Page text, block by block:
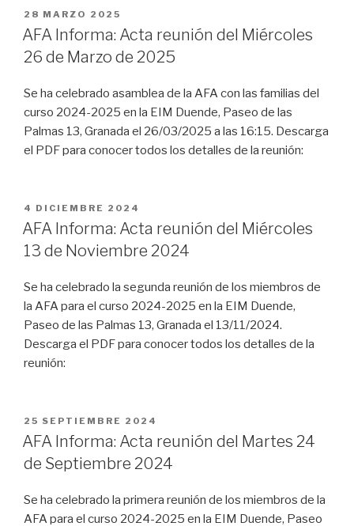
PUBLICADO
EL
28 MARZO 2025
AFA Informa: Acta reunión del Miércoles
26 de Marzo de 2025
Se ha celebrado asamblea de la AFA con las familias del
curso 2024-2025 en la EIM Duende, Paseo de las
Palmas 13, Granada el 26/03/2025 a las 16:15. Descarga
el PDF para conocer todos los detalles de la reunión:
PUBLICADO
EL
4 DICIEMBRE 2024
AFA Informa: Acta reunión del Miércoles
13 de Noviembre 2024
Se ha celebrado la segunda reunión de los miembros de
la AFA para el curso 2024-2025 en la EIM Duende,
Paseo de las Palmas 13, Granada el 13/11/2024.
Descarga el PDF para conocer todos los detalles de la
reunión:
PUBLICADO
EL
25 SEPTIEMBRE 2024
AFA Informa: Acta reunión del Martes 24
de Septiembre 2024
Se ha celebrado la primera reunión de los miembros de la
AFA para el curso 2024-2025 en la EIM Duende, Paseo